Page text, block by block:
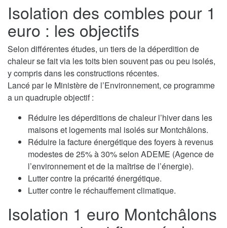
Isolation des combles pour 1
euro : les objectifs
Selon différentes études, un tiers de la déperdition de
chaleur se fait via les toits bien souvent pas ou peu isolés,
y compris dans les constructions récentes.
Lancé par le Ministère de l’Environnement, ce programme
a un quadruple objectif :
Réduire les déperditions de chaleur l’hiver dans les
maisons et logements mal isolés sur Montchâlons.
Réduire la facture énergétique des foyers à revenus
modestes de 25% à 30% selon ADEME (Agence de
l’environnement et de la maîtrise de l’énergie).
Lutter contre la précarité énergétique.
Lutter contre le réchauffement climatique.
Isolation 1 euro Montchâlons